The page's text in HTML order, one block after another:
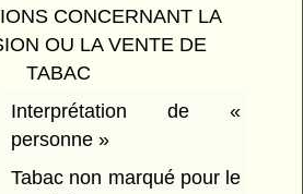
CONCERNANT LA
OU LA VENTE DE
TABAC
Interprétation de «
personne »
Tabac non marqué pour le